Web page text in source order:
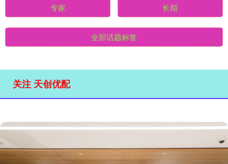
专家 长期
全部话题标签
关注 天创优配